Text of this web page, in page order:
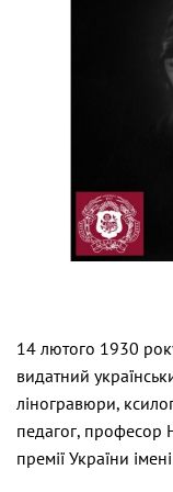
14 лютого 1930
видатний
ліногравюри,
педагог, професор
премії України